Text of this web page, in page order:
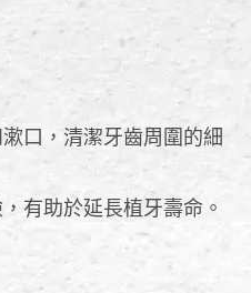
口，清潔牙齒周圍的細
有助於延長植牙壽命。